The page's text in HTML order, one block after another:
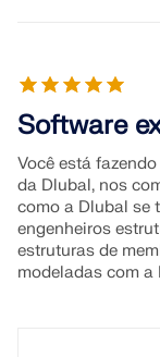
Software CFD
EXPLORE
Software
Você está
da Dlubal, nos
como a Dlubal se
engenheiros
estruturas de
modeladas com a